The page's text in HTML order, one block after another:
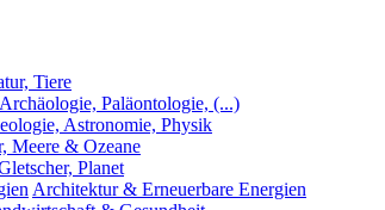
Tiere
Archäologie, Paläontologie, (...)
Astronomie, Physik
Meere & Ozeane
Planet
Architektur & Erneuerbare Energien